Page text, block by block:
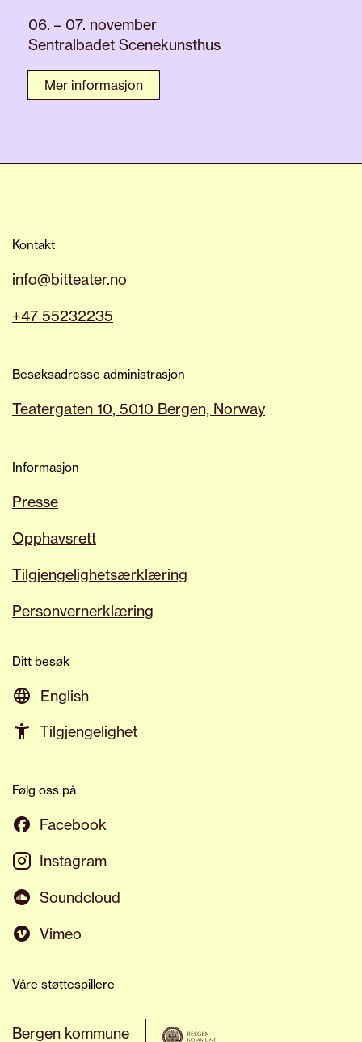
06. – 07. november
Sentralbadet Scenekunsthus
Mer informasjon
Kontakt
info@bitteater.no
+47 55232235
Besøksadresse administrasjon
Teatergaten 10, 5010 Bergen, Norway
Informasjon
Presse
Opphavsrett
Tilgjengelighetsærklæring
Personvernerklæring
Ditt besøk
English
Tilgjengelighet
Følg oss på
Facebook
Instagram
Soundcloud
Vimeo
Våre støttespillere
Bergen kommune